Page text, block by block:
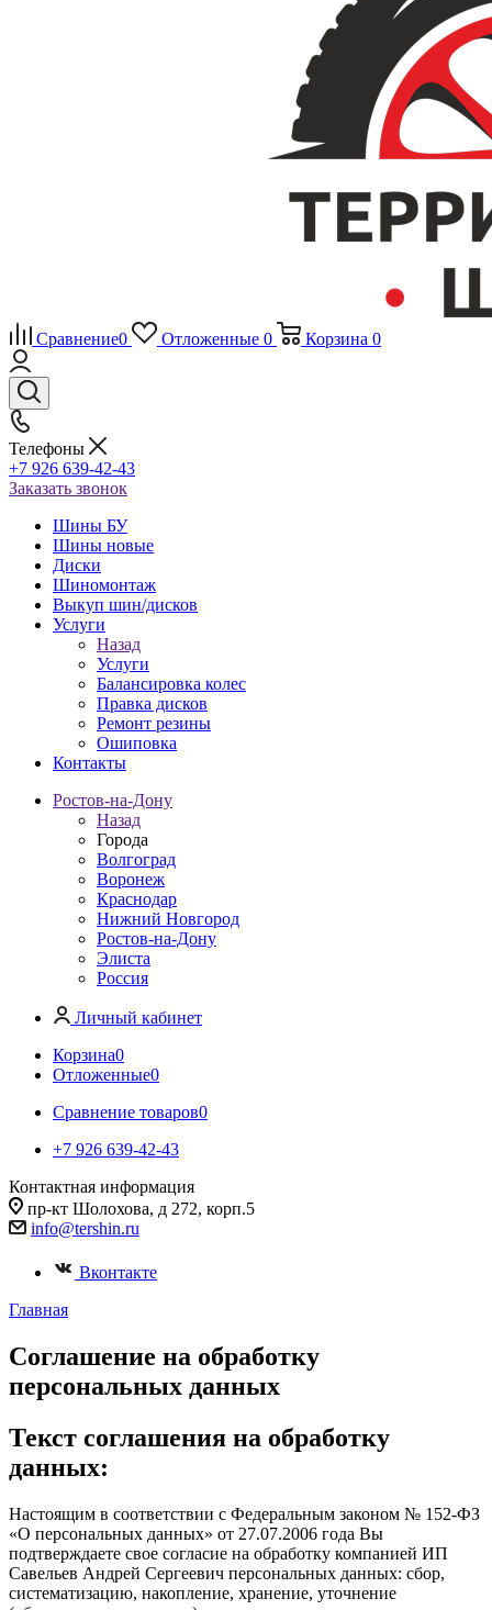
Сравнение0 Отложенные 0 Корзина 0
Телефоны
+7 926 639-42-43
Заказать звонок
Шины БУ
Шины новые
Диски
Шиномонтаж
Выкуп шин/дисков
Услуги
Назад
Услуги
Балансировка колес
Правка дисков
Ремонт резины
Ошиповка
Контакты
Ростов-на-Дону
Назад
Города
Волгоград
Воронеж
Краснодар
Нижний Новгород
Ростов-на-Дону
Элиста
Россия
Личный кабинет
Корзина0
Отложенные0
Сравнение товаров0
+7 926 639-42-43
Контактная информация
пр-кт Шолохова, д 272, корп.5
info@tershin.ru
Вконтакте
Главная
Соглашение на обработку
персональных данных
Текст соглашения на обработку
данных:
Настоящим в соответствии с Федеральным законом № 152-ФЗ
«О персональных данных» от 27.07.2006 года Вы
подтверждаете свое согласие на обработку компанией ИП
Савельев Андрей Сергеевич персональных данных: сбор,
систематизацию, накопление, хранение, уточнение